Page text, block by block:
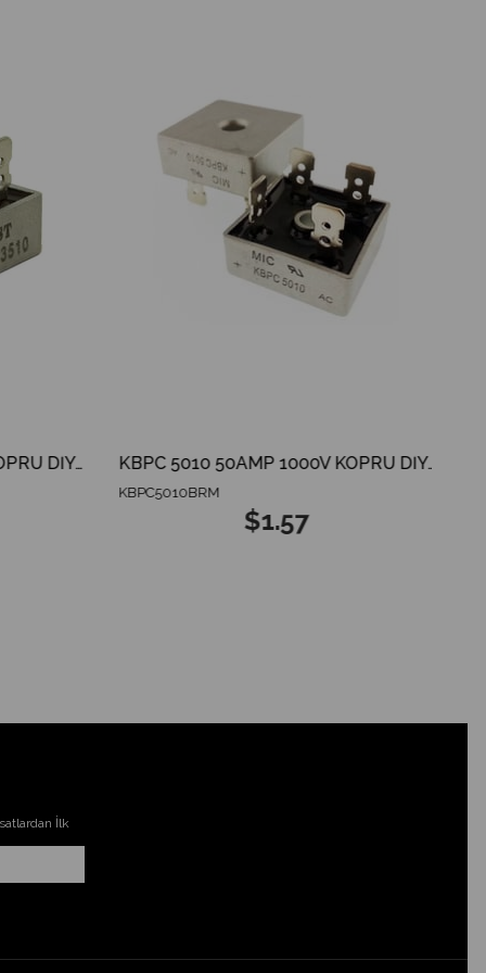
KBPC 3510 35AMP 1000V KÖPRÜ DİYOT KBPC 5010 50AMP 1000V KÖPRÜ DİYOT KBPC-5010 KBPC5010
KBPC5010BRM
$1.57
İlk